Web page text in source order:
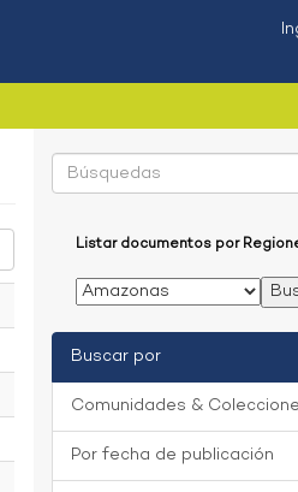
Listar documentos por
Buscar por
Comunidades &
Por fecha de publicación